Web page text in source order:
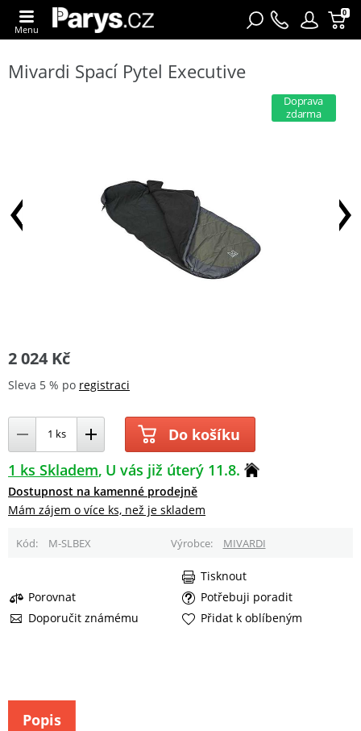
0
Menu
Mivardi Spací Pytel Executive
Doprava
zdarma
2 024 Kč
Sleva 5 % po registraci
Do košíku
1 ks Skladem U vás již úterý 11.8.
Dostupnost na kamenné prodejně
Mám zájem o více ks, než je skladem
Kód M-SLBEX Výrobce MIVARDI
Porovnat
Potřebuji poradit
Doporučit známému
Tisknout
Přidat k oblíbeným
Popis